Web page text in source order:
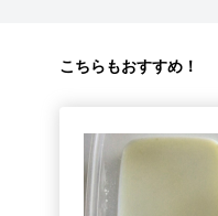
こちらもおすすめ！